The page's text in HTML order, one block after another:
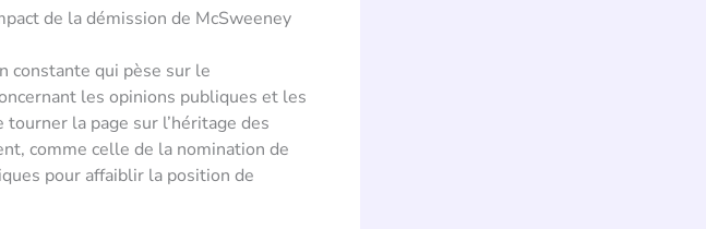
de la démission de McSweeney
constante qui pèse sur le
les opinions publiques et les
la page sur l’héritage des
comme celle de la nomination de
pour affaiblir la position de